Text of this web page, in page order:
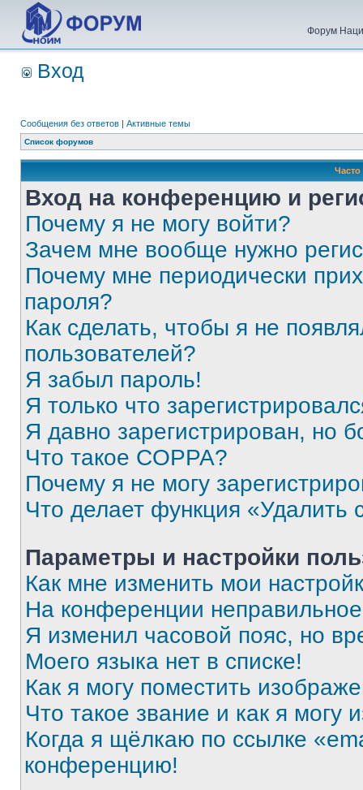
Форум
Вход
Сообщения без ответов | Активные темы
Список форумов
Вход на конференцию и
Почему я не могу войти?
Зачем мне вообще нужно
Почему мне периодически
пароля?
Как сделать, чтобы я не
пользователей?
Я забыл пароль!
Я только что
Я давно зарегистрирован, но
Что такое COPPA?
Почему я не могу
Что делает функция «Удалить
Параметры и настройки
Как мне изменить мои
На конференции
Я изменил часовой пояс, но
Моего языка нет в списке!
Как я могу поместить
Что такое звание и как я могу
Когда я щёлкаю по ссылке
конференцию!